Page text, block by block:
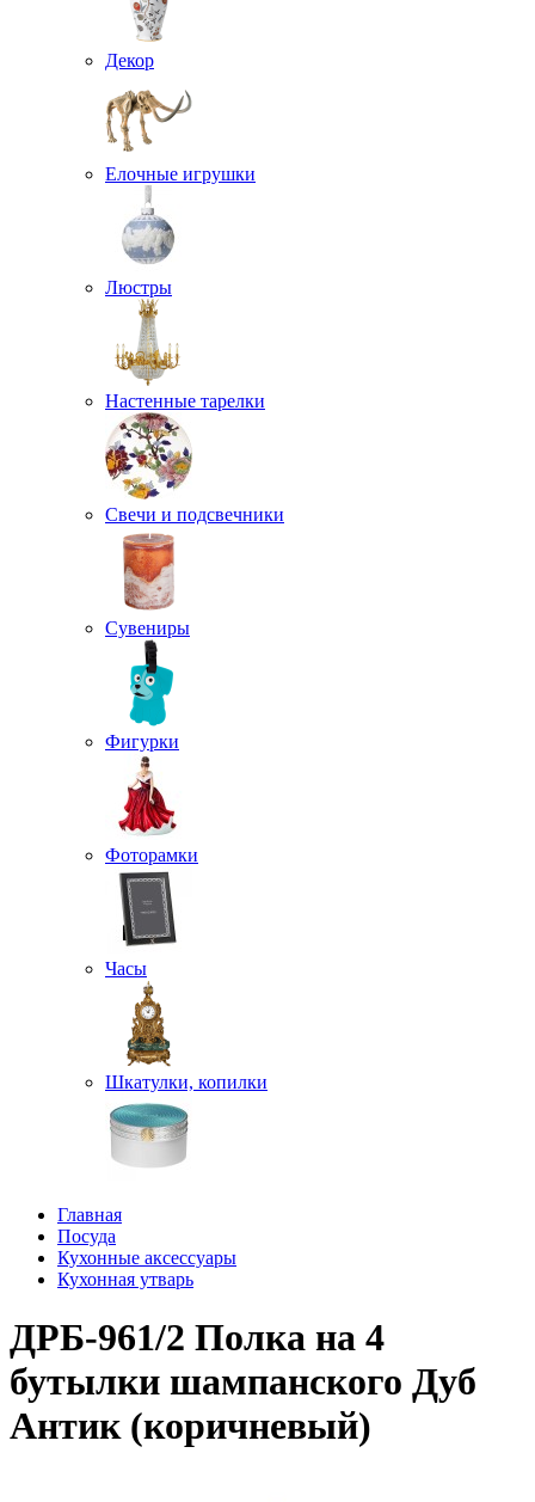
Декор
Елочные игрушки
Люстры
Настенные тарелки
Свечи и подсвечники
Сувениры
Фигурки
Фоторамки
Часы
Шкатулки, копилки
Главная
Посуда
Кухонные аксессуары
Кухонная утварь
ДРБ-961/2 Полка на 4
бутылки шампанского Дуб
Антик (коричневый)